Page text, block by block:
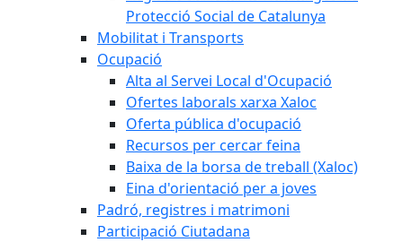
Protecció Social de Catalunya
Mobilitat i Transports
Ocupació
Alta al Servei Local d'Ocupació
Ofertes laborals xarxa Xaloc
Oferta pública d'ocupació
Recursos per cercar feina
Baixa de la borsa de treball (Xaloc)
Eina d'orientació per a joves
Padró, registres i matrimoni
Participació Ciutadana